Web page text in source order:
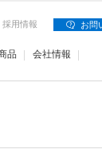
採用情報 お問
品 会社情報